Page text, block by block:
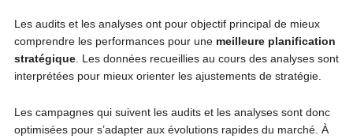
Les audits et les analyses ont pour objectif principal de mieux
comprendre les performances pour une meilleure planification
stratégique. Les données recueillies au cours des analyses sont
interprétées pour mieux orienter les ajustements de stratégie.
Les campagnes qui suivent les audits et les analyses sont donc
optimisées pour s’adapter aux évolutions rapides du marché. À